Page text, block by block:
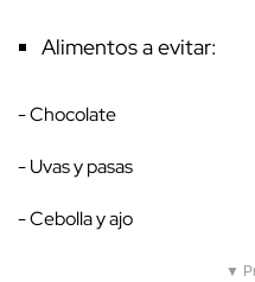
Alimentos a evitar:
- Chocolate
- Uvas y pasas
- Cebolla y ajo
▼